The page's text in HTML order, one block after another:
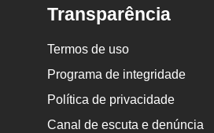
Transparência
Termos de uso
Programa de integridade
Política de privacidade
Canal de escuta e denúncia